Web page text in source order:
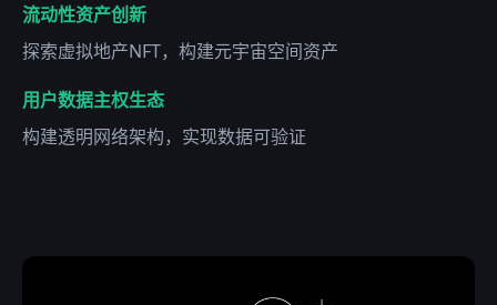
流动性资产创新
探索虚拟地产NFT，构建元宇宙空间资产
用户数据主权生态
构建透明网络架构，实现数据可验证